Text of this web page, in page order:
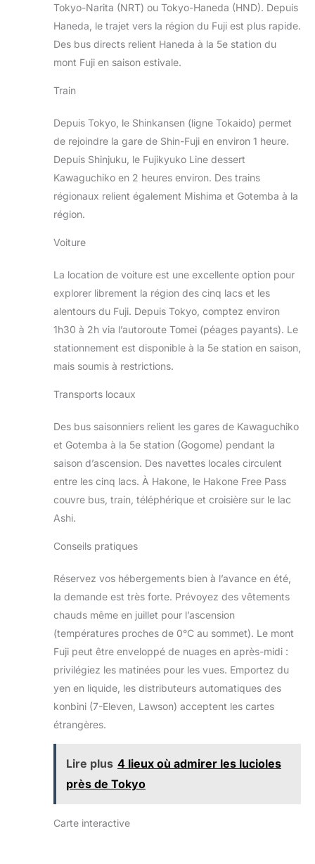
Tokyo-Narita (NRT) ou Tokyo-Haneda (HND). Depuis
Haneda, le trajet vers la région du Fuji est plus rapide.
Des bus directs relient Haneda à la 5e station du
mont Fuji en saison estivale.
Train
Depuis Tokyo, le Shinkansen (ligne Tokaido) permet
de rejoindre la gare de Shin-Fuji en environ 1 heure.
Depuis Shinjuku, le Fujikyuko Line dessert
Kawaguchiko en 2 heures environ. Des trains
régionaux relient également Mishima et Gotemba à la
région.
Voiture
La location de voiture est une excellente option pour
explorer librement la région des cinq lacs et les
alentours du Fuji. Depuis Tokyo, comptez environ
1h30 à 2h via l’autoroute Tomei (péages payants). Le
stationnement est disponible à la 5e station en saison,
mais soumis à restrictions.
Transports locaux
Des bus saisonniers relient les gares de Kawaguchiko
et Gotemba à la 5e station (Gogome) pendant la
saison d’ascension. Des navettes locales circulent
entre les cinq lacs. À Hakone, le Hakone Free Pass
couvre bus, train, téléphérique et croisière sur le lac
Ashi.
Conseils pratiques
Réservez vos hébergements bien à l’avance en été,
la demande est très forte. Prévoyez des vêtements
chauds même en juillet pour l’ascension
(températures proches de 0°C au sommet). Le mont
Fuji peut être enveloppé de nuages en après-midi :
privilégiez les matinées pour les vues. Emportez du
yen en liquide, les distributeurs automatiques des
konbini (7-Eleven, Lawson) acceptent les cartes
étrangères.
Lire plus 4 lieux où admirer les lucioles
près de Tokyo
Carte interactive